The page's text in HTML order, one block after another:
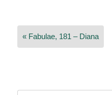
Navigazione
articoli
« Fabulae, 181 – Diana